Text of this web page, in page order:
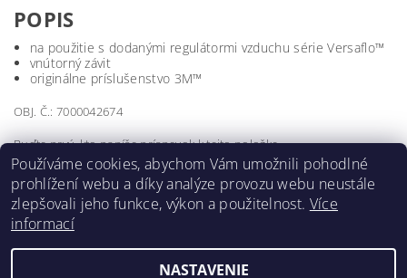
POPIS
na použitie s dodanými regulátormi vzduchu série Versaflo™
vnútorný závit
originálne príslušenstvo 3M™
OBJ. Č.: 7000042674
Buďte prvý, kto napíše príspevok k tejto položke.
Pridať komentár
Používáme cookies, abychom Vám umožnili pohodlné
prohlížení webu a díky analýze provozu webu neustále
zlepšovali jeho funkce, výkon a použitelnost. Více
informací
NASTAVENIE